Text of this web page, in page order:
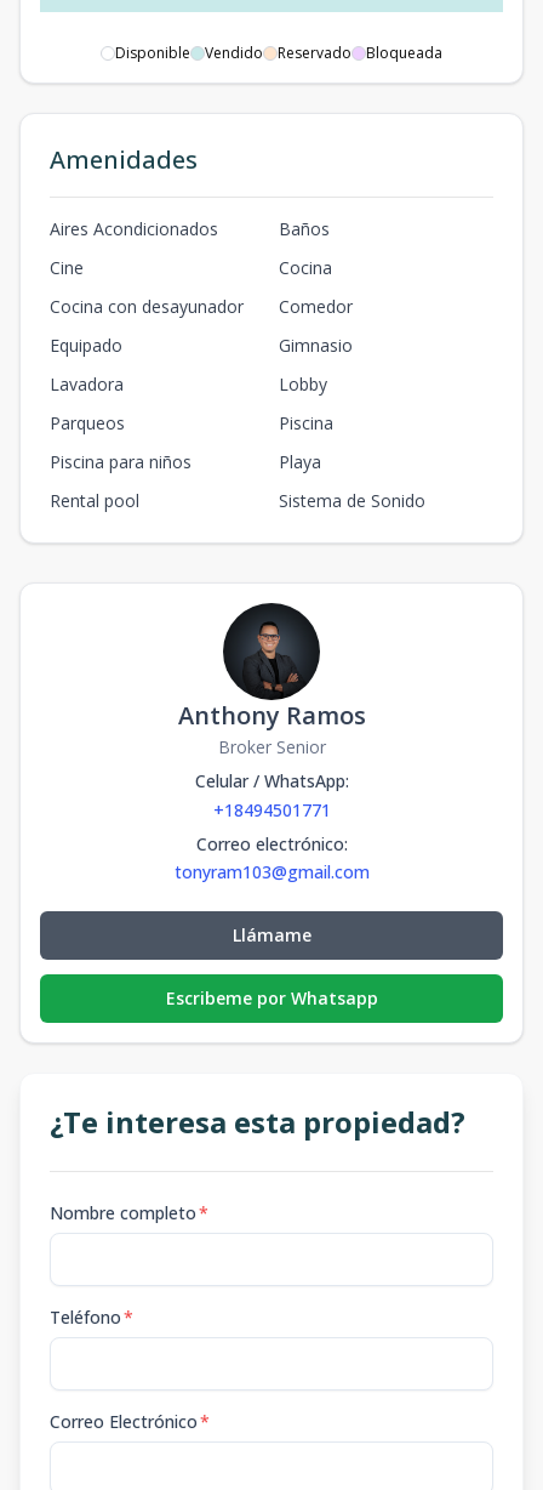
Disponible Vendido Reservado Bloqueada
Amenidades
Aires Acondicionados
Baños
Cine
Cocina
Cocina con desayunador
Comedor
Equipado
Gimnasio
Lavadora
Lobby
Parqueos
Piscina
Piscina para niños
Playa
Rental pool
Sistema de Sonido
Anthony Ramos
Broker Senior
Celular / WhatsApp:
+18494501771
Correo electrónico:
tonyram103@gmail.com
Llámame
Escribeme por Whatsapp
¿Te interesa esta propiedad?
Nombre completo*
Teléfono*
Correo Electrónico*